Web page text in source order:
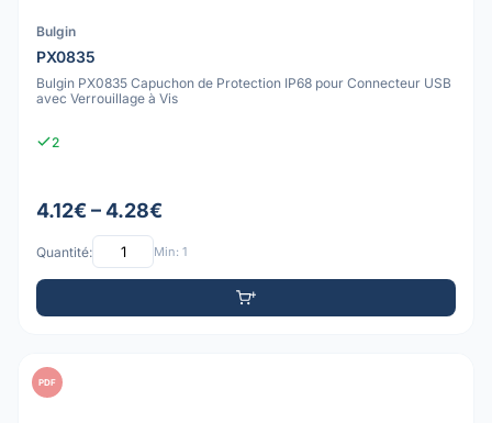
Bulgin
PX0835
Bulgin PX0835 Capuchon de Protection IP68 pour Connecteur USB
avec Verrouillage à Vis
2
4.12€ – 4.28€
Quantité: Min: 1
PDF